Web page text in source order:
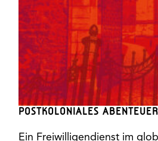
POSTKOLONIALES ABENTEUER
Ein Freiwilligendienst im